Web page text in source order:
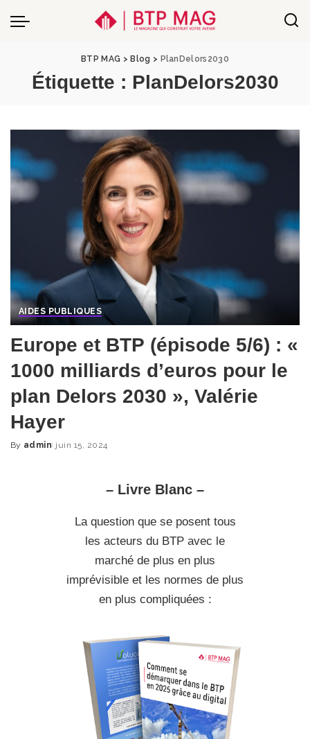
BTP MAG > Blog > PlanDelors2030
Étiquette : PlanDelors2030
AIDES PUBLIQUES
Europe et BTP (épisode 5/6) : «
1000 milliards d’euros pour le
plan Delors 2030 », Valérie
Hayer
Posted
By admin juin 15, 2024
– Livre Blanc –
La question que se posent tous
les acteurs du BTP avec le
marché de plus en plus
imprévisible et les normes de plus
en plus compliquées :